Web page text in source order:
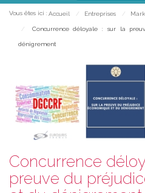
le
Vous êtes ici : Accueil Entreprises
Concurrence déloyale : sur la
dénigrement
Concurrence
preuve du